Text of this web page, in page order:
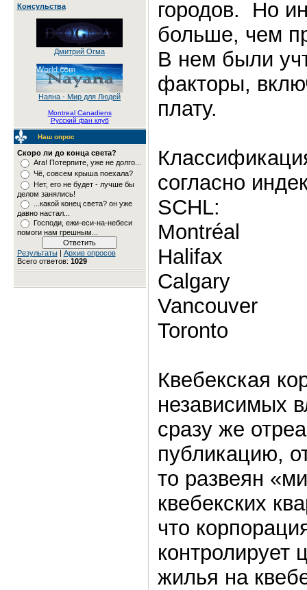
Консульства
Дмитрий Огма
Наяна - Мир для Людей
Montreal Canadiens
Русский фан клуб
Наш опрос
Скоро ли до конца света?
Ага! Потерпите, уже не долго...
Чё, совсем крыша поехала?
Нет, его не будет - лучше бы
делом занялись!
...какой конец света? он уже
давно настал...
Господи, ежи-еси-на-небеси
помоги нам грешным...
Результаты| Архив опросов
Всего ответов: 1029
городов. Но
больше, чем
В нем были
факторы,
плату.
согласно
SCHL:
Montréal
Halifax
Calgary
Vancouver
Toronto
Квебекская
независимых
сразу же
публикацию,
то развеян
квебекских
что
контролирует
жилья на